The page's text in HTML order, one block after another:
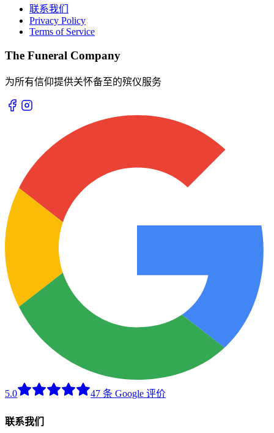
联系我们
Privacy Policy
Terms of Service
The Funeral Company
为所有信仰提供关怀备至的殡仪服务
5.0 47 条 Google 评价
联系我们